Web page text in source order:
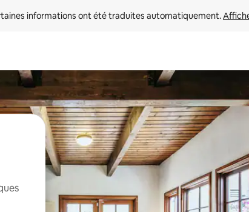
informations ont été traduites automatiquement.